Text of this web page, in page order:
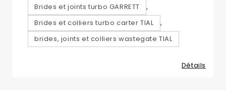
Brides et joints turbo GARRETT ,
Brides et colliers turbo carter TIAL ,
brides, joints et colliers wastegate TIAL
Détails